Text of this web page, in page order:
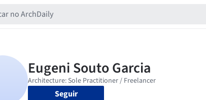
Seguir